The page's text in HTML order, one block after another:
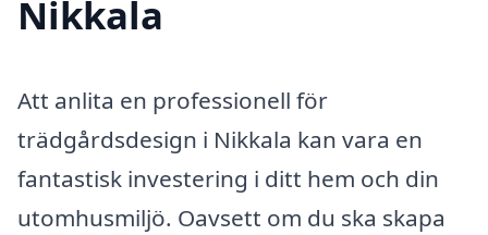
Nikkala
Att anlita en professionell för
trädgårdsdesign i Nikkala kan vara en
fantastisk investering i ditt hem och din
utomhusmiljö. Oavsett om du ska skapa